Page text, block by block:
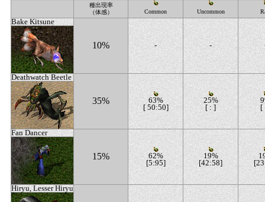
種出現率
（体感）
Common Uncommon
Bake Kitsune
10% - -
Deathwatch Beetle
35%
63%
[ 50:50]
25%
[ : ]
[
Fan Dancer
15%
62%
[5:95]
19%
[42:58]
Hiryu, Lesser Hiryu